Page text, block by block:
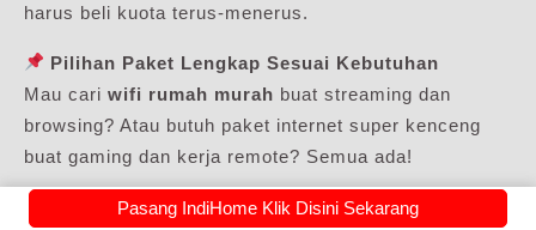
harus beli kuota terus-menerus.
Pilihan Paket Lengkap Sesuai Kebutuhan
Mau cari wifi rumah murah buat streaming dan
browsing? Atau butuh paket internet super kenceng
buat gaming dan kerja remote? Semua ada!
Bisa Dipasang di Mana Aja
Pasang IndiHome Klik Disini Sekarang